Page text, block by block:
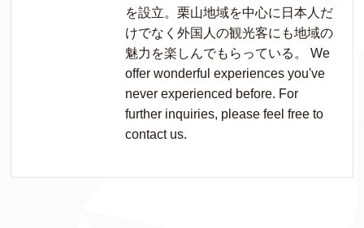
を設立。栗山地域を中心に日本人だ
けでなく外国人の観光客にも地域の
魅力を楽しんでもらっている。 We
offer wonderful experiences you've
never experienced before. For
further inquiries, please feel free to
contact us.